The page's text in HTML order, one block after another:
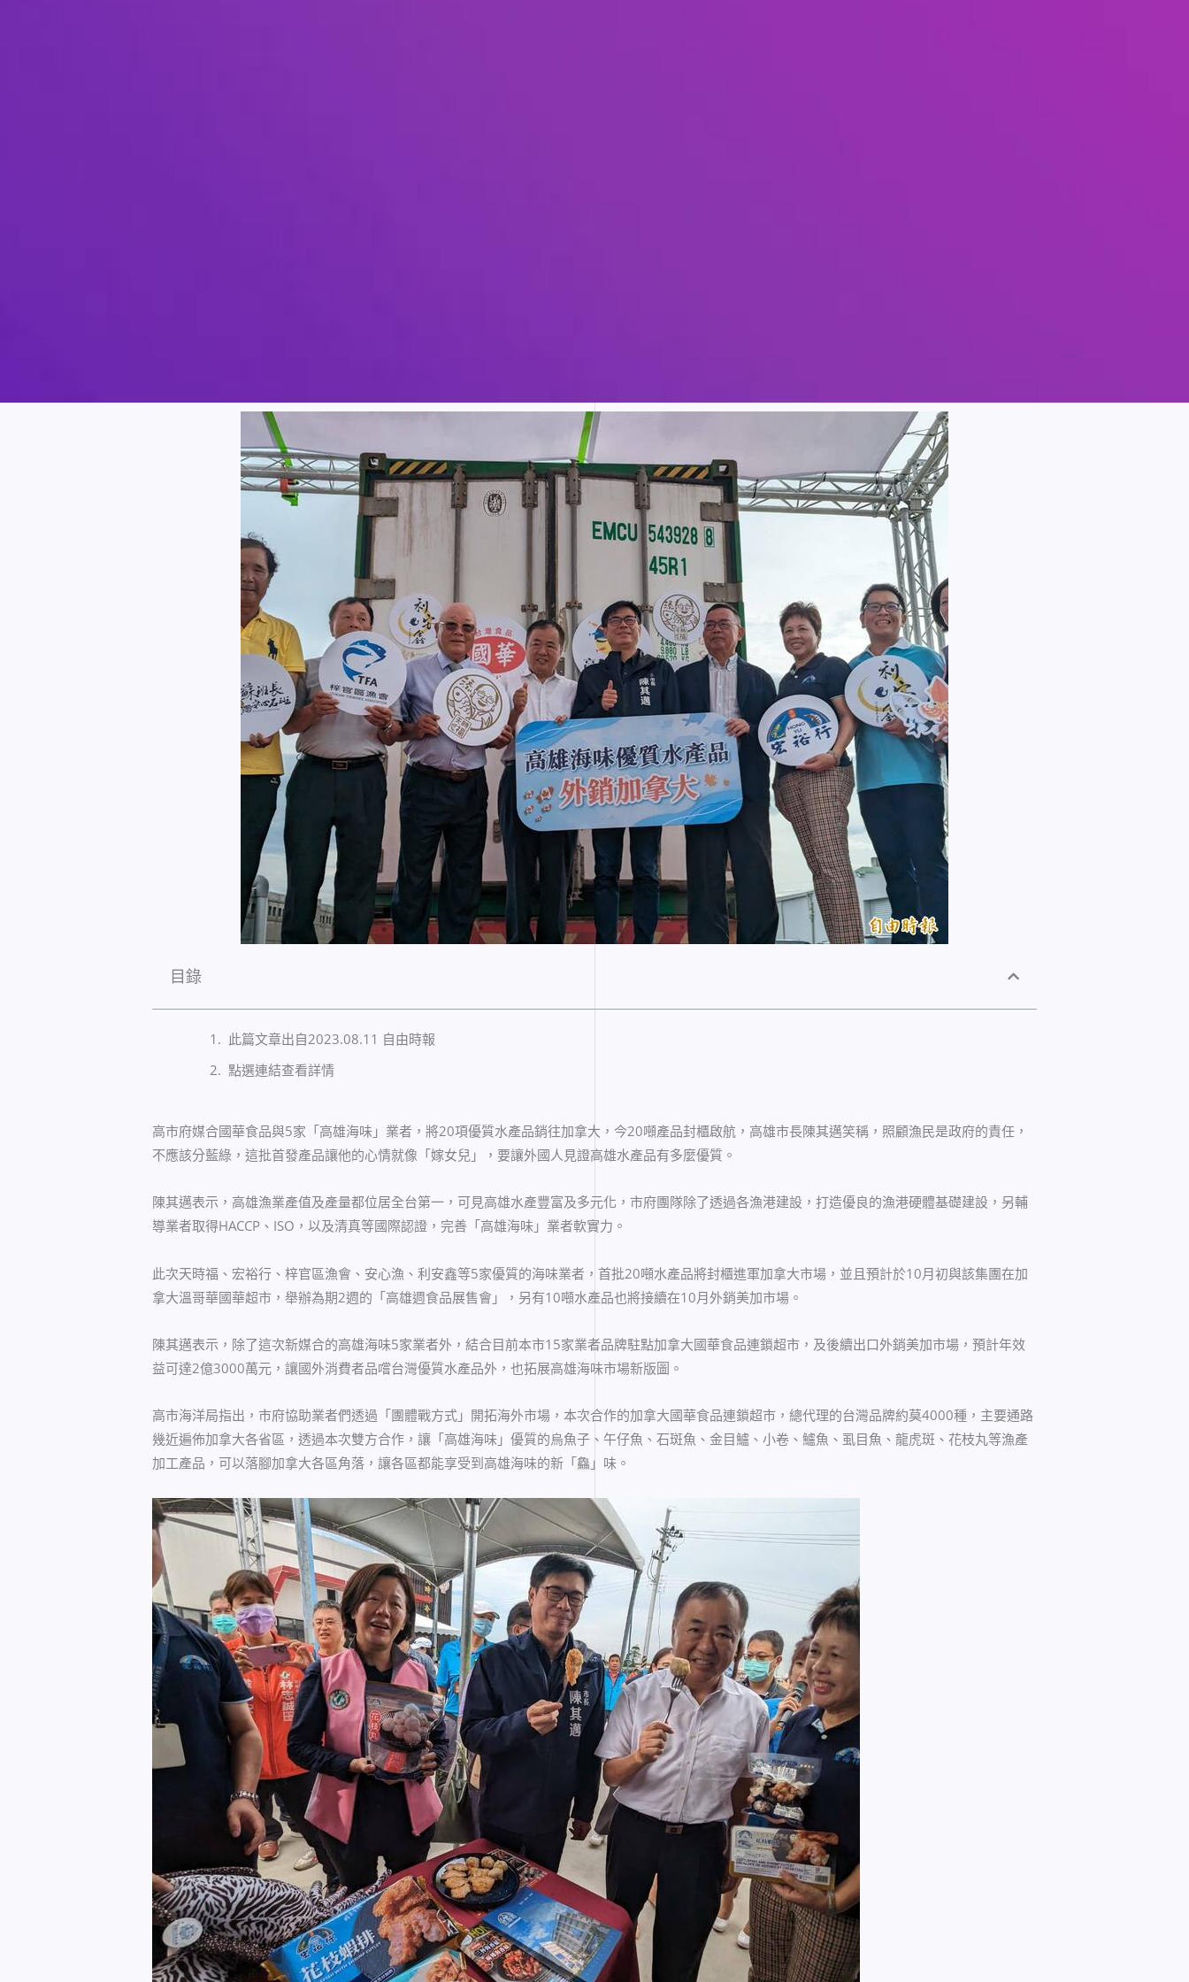
目錄
此篇文章出自2023.08.11 自由時報
點選連結查看詳情
高市府媒合國華食品與5家「高雄海味」業者，將20項優質水產品銷往加拿大，今20噸產品封櫃啟航，高雄市長陳其邁笑稱，照顧漁民是政府的責任，
不應該分藍綠，這批首發產品讓他的心情就像「嫁女兒」，要讓外國人見證高雄水產品有多麼優質。
陳其邁表示，高雄漁業產值及產量都位居全台第一，可見高雄水產豐富及多元化，市府團隊除了透過各漁港建設，打造優良的漁港硬體基礎建設，另輔
導業者取得HACCP、ISO，以及清真等國際認證，完善「高雄海味」業者軟實力。
此次天時福、宏裕行、梓官區漁會、安心漁、利安鑫等5家優質的海味業者，首批20噸水產品將封櫃進軍加拿大市場，並且預計於10月初與該集團在加
拿大溫哥華國華超市，舉辦為期2週的「高雄週食品展售會」，另有10噸水產品也將接續在10月外銷美加市場。
陳其邁表示，除了這次新媒合的高雄海味5家業者外，結合目前本市15家業者品牌駐點加拿大國華食品連鎖超市，及後續出口外銷美加市場，預計年效
益可達2億3000萬元，讓國外消費者品嚐台灣優質水產品外，也拓展高雄海味市場新版圖。
高市海洋局指出，市府協助業者們透過「團體戰方式」開拓海外市場，本次合作的加拿大國華食品連鎖超市，總代理的台灣品牌約莫4000種，主要通路
幾近遍佈加拿大各省區，透過本次雙方合作，讓「高雄海味」優質的烏魚子、午仔魚、石斑魚、金目鱸、小卷、鱸魚、虱目魚、龍虎斑、花枝丸等漁產
加工產品，可以落腳加拿大各區角落，讓各區都能享受到高雄海味的新「鱻」味。